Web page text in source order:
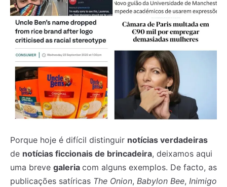
Porque hoje é difícil distinguir notícias verdadeiras
de notícias ficcionais de brincadeira, deixamos aqui
uma breve galeria com alguns exemplos. De facto, as
publicações satíricas The Onion, Babylon Bee, Inimigo